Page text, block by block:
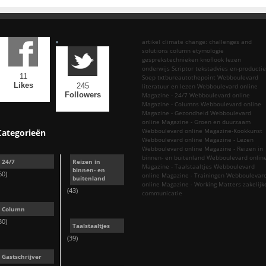
11
Likes
245
Followers
24/7
Column
Gastschrijver
Reizen in
binnen- en
buitenland
(43)
Taalstaaltjes
(39)
artikel climate change: challenges and
solutions column etymologie
gesprekstechnieken knoflook lezen
onderwijs Scriptor tekstadvies en-productie
Soep txtbureautothepoint Webboulevard
literatuur en lezen Webboulevard online
Magazine - 24/7 Webboulevard online
Magazine - Columns Webboulevard online
Magazine - Gezondheid Webboulevard
online Magazine - Groen en duurzaam
Webboulevard online Magazine-Kookkunst
Webboulevard online Magazine - Lezen
Webboulevard online Magazine - Reizen in
binnen- en buitenland Webboulevard online
Magazine - Taalstaaltjes Webboulevard
online Magazine - Trainingen Webboulevard
online Magazine - Working Matters
communicatie